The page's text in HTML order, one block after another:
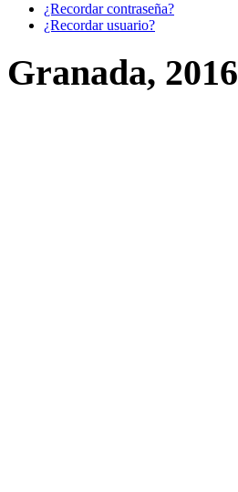
¿Recordar contraseña?
¿Recordar usuario?
Granada, 2016